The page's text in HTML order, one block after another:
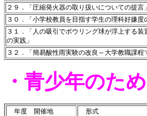
２９．「圧縮発火器の取り扱いについての提言」
３０．「小学校教員を目指す学生の理科好嫌度
３１．「人の吸引でボウリング球が浮上する装
の実践」
３２．「簡易酸性雨実験の改良～大学教職課程
・青少年の
年度 開催地 形式